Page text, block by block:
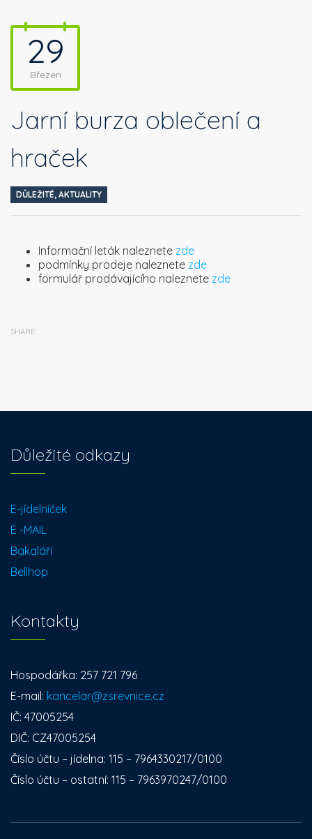
29
Březen
Jarní burza oblečení a
hraček
DŮLEŽITÉ, AKTUALITY
Informační leták naleznete zde
podmínky prodeje naleznete zde
formulář prodávajícího naleznete zde
SHARE
Důležité odkazy
E-jídelníček
E -MAIL
Bakaláři
Bellhop
Kontakty
Hospodářka: 257 721 796
E-mail: kancelar@zsrevnice.cz
IČ: 47005254
DIČ: CZ47005254
Číslo účtu – jídelna: 115 – 7964330217/0100
Číslo účtu – ostatní: 115 – 7963970247/0100